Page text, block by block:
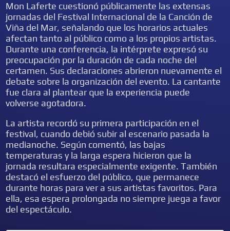
Mon Laferte cuestionó públicamente las extensas
jornadas del Festival Internacional de la Canción de
Viña del Mar, señalando que los horarios actuales
afectan tanto al público como a los propios artistas.
Durante una conferencia, la intérprete expresó su
preocupación por la duración de cada noche del
certamen. Sus declaraciones abrieron nuevamente el
debate sobre la organización del evento. La cantante
fue clara al plantear que la experiencia puede
volverse agotadora.
La artista recordó su primera participación en el
festival, cuando debió subir al escenario pasada la
medianoche. Según comentó, las bajas
temperaturas y la larga espera hicieron que la
jornada resultara especialmente exigente. También
destacó el esfuerzo del público, que permanece
durante horas para ver a sus artistas favoritos. Para
ella, esa espera prolongada no siempre juega a favor
del espectáculo.